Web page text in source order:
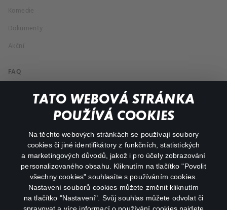
TATO WEBOVÁ STRÁNKA
POUŽÍVÁ COOKIES
Na těchto webových stránkách se používají soubory
cookies či jiné identifikátory z funkčních, statistických
a marketingových důvodů, jakož i pro účely zobrazování
personalizovaného obsahu. Kliknutím na tlačítko "Povolit
všechny cookies" souhlasíte s používáním cookies.
Nastavení souborů cookies můžete změnit kliknutím
na tlačítko "Nastavení". Svůj souhlas můžete odvolat či
Komedie
Dokumenty
Akční
FAQ
Můj účet
Důležité odkazy
facebookinstagram
youtube